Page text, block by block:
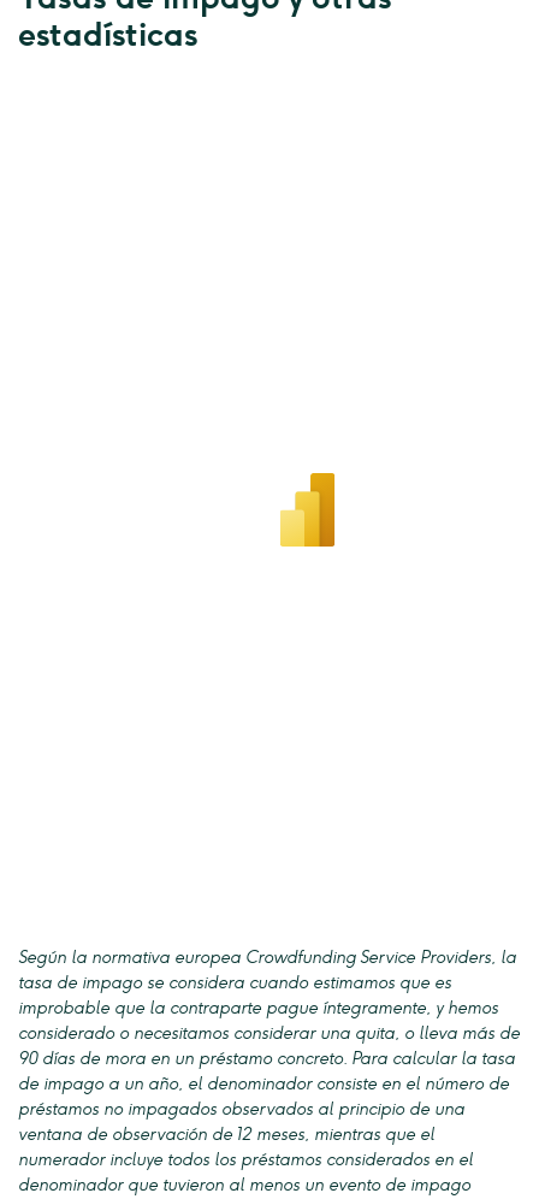
estadísticas
Según la normativa europea Crowdfunding Service Providers, la
tasa de impago se considera cuando estimamos que es
improbable que la contraparte pague íntegramente, y hemos
considerado o necesitamos considerar una quita, o lleva más de
90 días de mora en un préstamo concreto. Para calcular la tasa
de impago a un año, el denominador consiste en el número de
préstamos no impagados observados al principio de una
ventana de observación de 12 meses, mientras que el
numerador incluye todos los préstamos considerados en el
denominador que tuvieron al menos un evento de impago